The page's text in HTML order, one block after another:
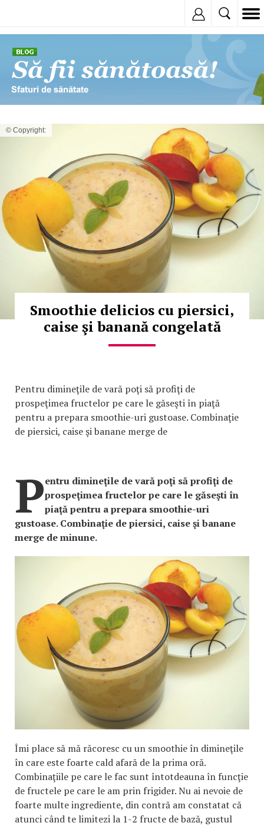
© Copyright:
Smoothie delicios cu piersici,
caise şi banană congelată
Pentru dimineţile de vară poţi să profiţi de
prospeţimea fructelor pe care le găseşti în piaţă
pentru a prepara smoothie-uri gustoase. Combinaţie
de piersici, caise şi banane merge de
Pentru dimineţile de vară poţi să profiţi de
prospeţimea fructelor pe care le găseşti în
piaţă pentru a prepara smoothie-uri
gustoase. Combinaţie de piersici, caise şi banane
merge de minune.
Îmi place să mă răcoresc cu un smoothie în dimineţile
în care este foarte cald afară de la prima oră.
Combinaţiile pe care le fac sunt întotdeauna în funcţie
de fructele pe care le am prin frigider. Nu ai nevoie de
foarte multe ingrediente, din contră am constatat că
atunci când te limitezi la 1-2 fructe de bază, gustul